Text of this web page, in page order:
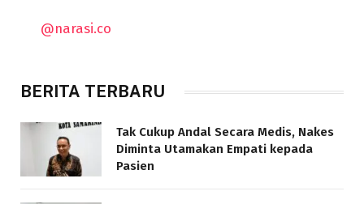
@narasi.co
BERITA TERBARU
Tak Cukup Andal Secara Medis, Nakes
Diminta Utamakan Empati kepada
Pasien